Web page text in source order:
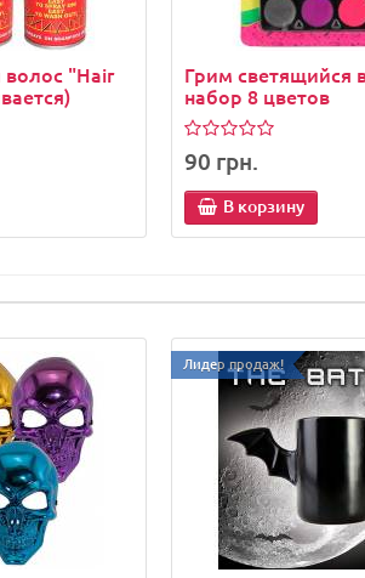
волос "Hair
Грим светящийся
набор 8 цветов
90 грн.
В корзину
Лидер продаж!